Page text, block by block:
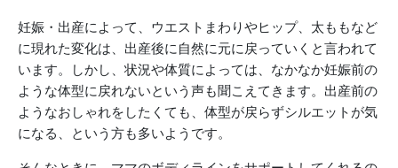
妊娠・出産によって、ウエストまわりやヒップ、太ももなど
に現れた変化は、出産後に自然に元に戻っていくと言われて
います。しかし、状況や体質によっては、なかなか妊娠前の
ような体型に戻れないという声も聞こえてきます。出産前の
ようなおしゃれをしたくても、体型が戻らずシルエットが気
になる、という方も多いようです。